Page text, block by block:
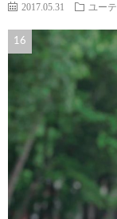
2017.05.31 ユー